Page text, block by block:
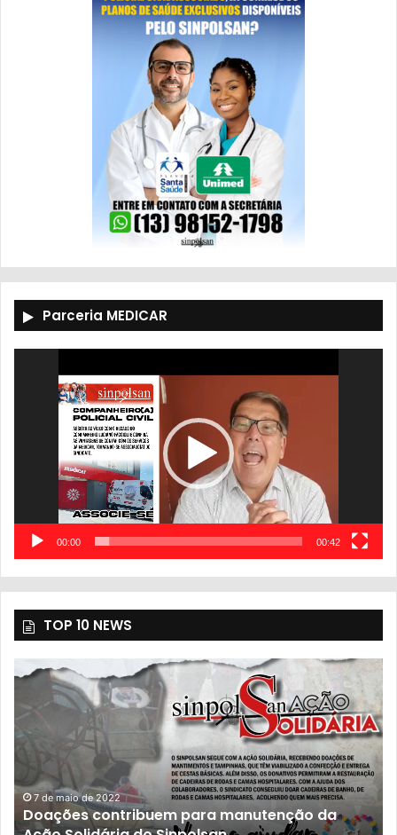
Parceria MEDICAR
00:00 00:42
TOP 10 NEWS
7 de maio de 2022
Doações contribuem para manutenção da